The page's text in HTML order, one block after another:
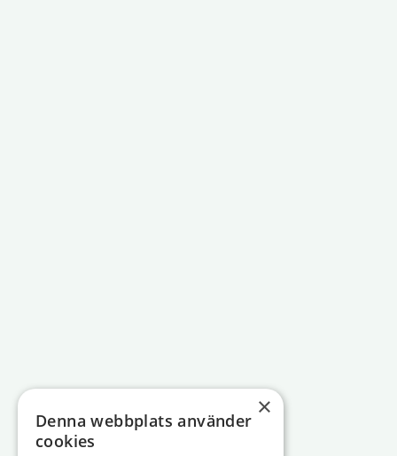
×
Denna webbplats använder
cookies